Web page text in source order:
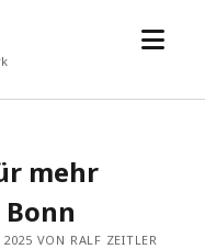
Menü
mehr
VON RALF ZEITLER